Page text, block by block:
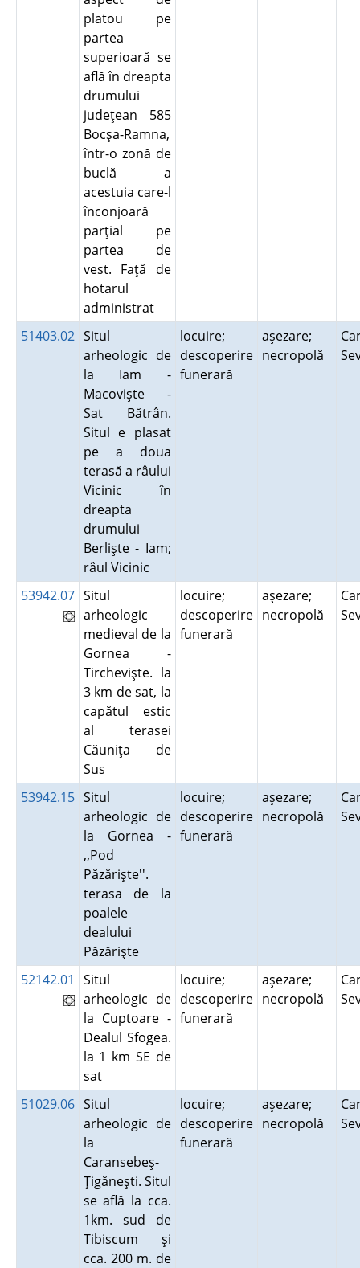
platou pe
partea
superioară se
află în dreapta
drumului
judeţean 585
Bocşa-Ramna,
într-o zonă de
buclă a
acestuia care-l
înconjoară
parţial pe
partea de
vest. Faţă de
hotarul
administrat
51403.02 Situl
arheologic de
la Iam -
Macovişte -
Sat Bătrân.
Situl e plasat
pe a doua
terasă a râului
Vicinic în
dreapta
drumului
Berlişte - Iam;
râul Vicinic
locuire;
descoperire
funerară
aşezare;
necropolă
53942.07 Situl
arheologic
medieval de la
Gornea -
Tirchevişte. la
3 km de sat, la
capătul estic
al terasei
Căuniţa de
Sus
locuire;
descoperire
funerară
aşezare;
necropolă
53942.15 Situl
arheologic de
la Gornea -
,,Pod
Păzărişte''.
terasa de la
poalele
dealului
Păzărişte
locuire;
descoperire
funerară
aşezare;
necropolă
52142.01
Situl
arheologic de
la Cuptoare -
Dealul Sfogea.
la 1 km SE de
sat
locuire;
descoperire
funerară
aşezare;
necropolă
51029.06 Situl
arheologic de
la
Caransebeş-
Ţigăneşti. Situl
se află la cca.
1km. sud de
Tibiscum şi
cca. 200 m. de
locuire;
descoperire
funerară
aşezare;
necropolă